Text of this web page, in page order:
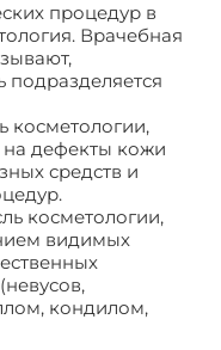
процедур в
Врачебная
подразделяется
косметологии,
дефекты кожи
средств и
косметологии,
видимых
кондилом,